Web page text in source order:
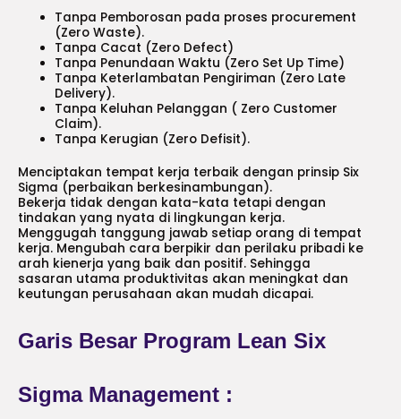
Tanpa Pemborosan pada proses procurement
(Zero Waste).
Tanpa Cacat (Zero Defect)
Tanpa Penundaan Waktu (Zero Set Up Time)
Tanpa Keterlambatan Pengiriman (Zero Late
Delivery).
Tanpa Keluhan Pelanggan ( Zero Customer
Claim).
Tanpa Kerugian (Zero Defisit).
Menciptakan tempat kerja terbaik dengan prinsip Six
Sigma (perbaikan berkesinambungan).
Bekerja tidak dengan kata-kata tetapi dengan
tindakan yang nyata di lingkungan kerja.
Menggugah tanggung jawab setiap orang di tempat
kerja. Mengubah cara berpikir dan perilaku pribadi ke
arah kienerja yang baik dan positif. Sehingga
sasaran utama produktivitas akan meningkat dan
keutungan perusahaan akan mudah dicapai.
Garis Besar Program Lean Six
Sigma Management :